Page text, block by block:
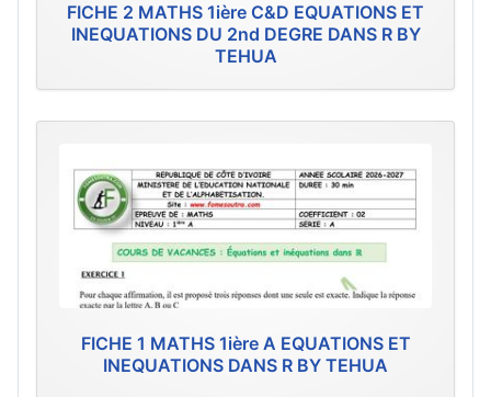
FICHE 2 MATHS 1ière C&D EQUATIONS ET
INEQUATIONS DU 2nd DEGRE DANS R BY
TEHUA
FICHE 1 MATHS 1ière A EQUATIONS ET
INEQUATIONS DANS R BY TEHUA